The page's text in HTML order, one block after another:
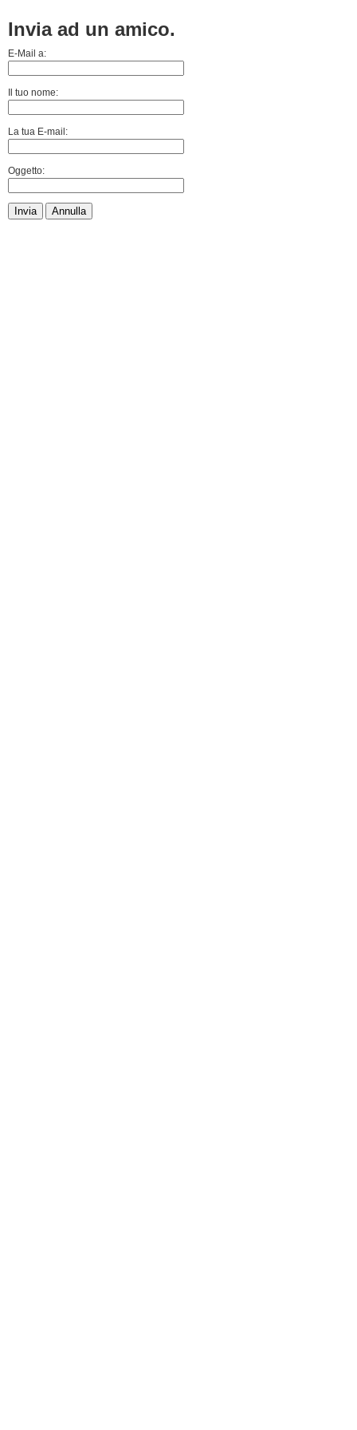
Invia ad un amico.
E-Mail a:
Il tuo nome:
La tua E-mail:
Oggetto:
Invia Annulla